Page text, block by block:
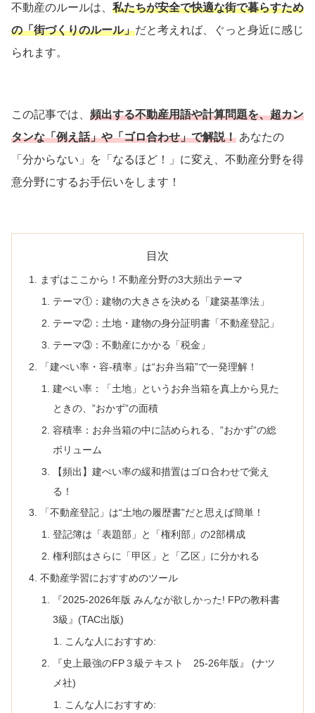
不動産のルールは、 私たちが安全で快適な街で暮らすため
の「街づくりのルール」だと考えれば、ぐっと身近に感じ
られます。
この記事では、 頻出する不動産用語や計算問題を、超カン
タンな「例え話」や「ゴロ合わせ」で解説！ あなたの
「分からない」を「なるほど！」に変え、不動産分野を得
意分野にするお手伝いをします！
目次
まずはここから！不動産分野の3大頻出テーマ
テーマ①：建物の大きさを決める「建築基準法」
テーマ②：土地・建物の身分証明書「不動産登記」
テーマ③：不動産にかかる「税金」
「建ぺい率・容-積率」は“お弁当箱”で一発理解！
建ぺい率：「土地」というお弁当箱を真上から見た
ときの、”おかず”の面積
容積率：お弁当箱の中に詰められる、”おかず”の総
ボリューム
【頻出】建ぺい率の緩和措置はゴロ合わせで覚え
る！
「不動産登記」は“土地の履歴書”だと思えば簡単！
登記簿は「表題部」と「権利部」の2部構成
権利部はさらに「甲区」と「乙区」に分かれる
不動産学習におすすめのツール
『2025-2026年版 みんなが欲しかった! FPの教科書
3級』(TAC出版)
こんな人におすすめ:
『史上最強のFP３級テキスト 25-26年版』 (ナツ
メ社)
こんな人におすすめ: